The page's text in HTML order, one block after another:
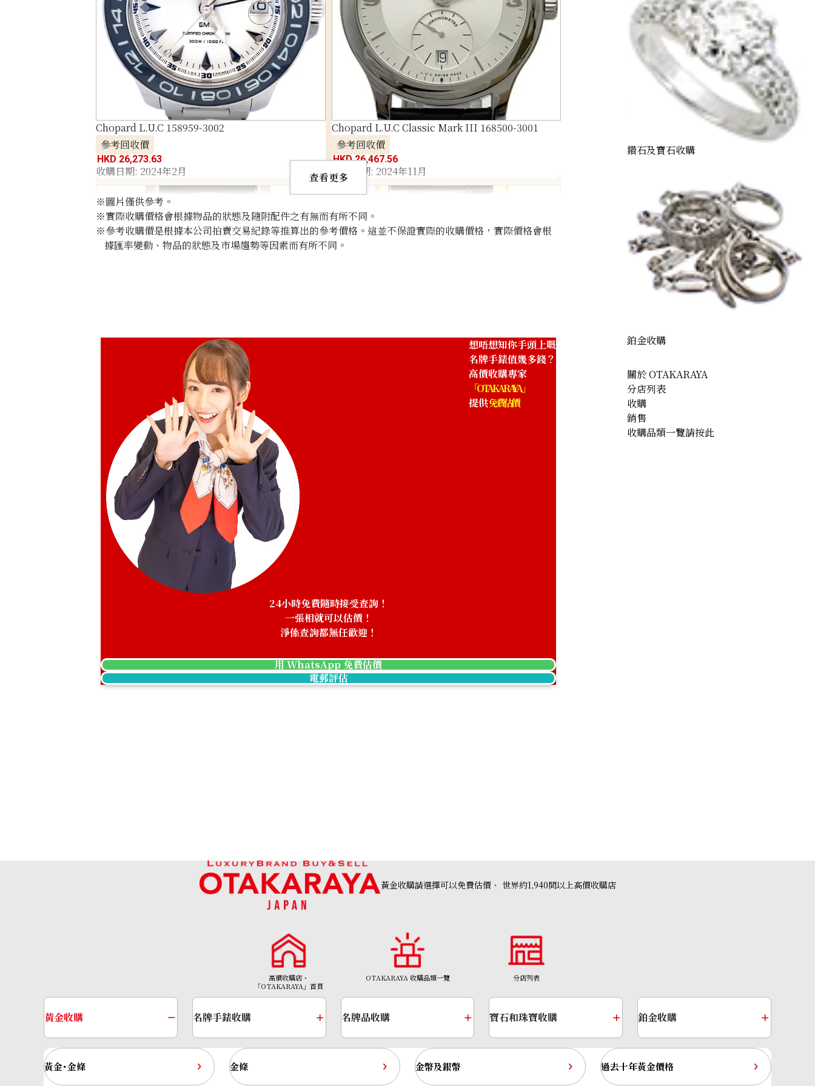
Chopard L.U.C 158959-3002
參考回收價
HKD 26,273.63
收購日期: 2024年2月
Chopard L.U.C Classic Mark III 168500-3001
參考回收價
HKD 26,467.56
收購日期: 2024年11月
Chopard L.U.C XP 161902-5004
參考回收價
HKD 42,451.33
收購日期: 2024年7月
HKD 20,280.30
收購日期: 2024年3月
參考回收價
HKD 22,383.75
收購日期: 2023年5月
查看更多
※圖片僅供參考。
※實際收購價格會根據物品的狀態及隨附配件之有無而有所不同。
※參考收購價是根據本公司拍賣交易紀錄等推算出的參考價格。這並不保證實際的收購價格，實際價格會根
據匯率變動、物品的狀態及市場趨勢等因素而有所不同。
想唔想知你手頭上嘅
名牌手錶值幾多錢？
高價收購專家
「OTAKARAYA」
提供免費估價
24小時免費隨時接受查詢！
一張相就可以估價！
淨係查詢都無任歡迎！
用 WhatsApp 免費估價
電郵評估
鑽石及寶石收購
鉑金收購
關於 OTAKARAYA
分店列表
收購
銷售
收購品類一覽請按此
黃金收購請選擇可以免費估價、 世界約1,940間以上高價收購店
高價收購店・
「OTAKARAYA」首頁
OTAKARAYA 收購品類一覽 分店列表
黃金收購
黃金･金條 金條 金幣及銀幣 過去十年黃金價格
名牌手錶收購 名牌品收購 寶石和珠寶收購 鉑金收購